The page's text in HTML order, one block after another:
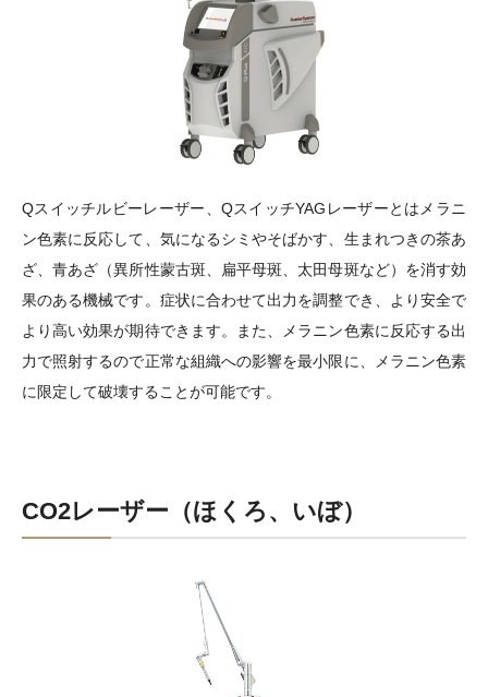
Qスイッチルビーレーザー、QスイッチYAGレーザーとはメラニ
ン色素に反応して、気になるシミやそばかす、生まれつきの茶あ
ざ、青あざ（異所性蒙古斑、扁平母斑、太田母斑など）を消す効
果のある機械です。症状に合わせて出力を調整でき、より安全で
より高い効果が期待できます。また、メラニン色素に反応する出
力で照射するので正常な組織への影響を最小限に、メラニン色素
に限定して破壊することが可能です。
CO2レーザー（ほくろ、いぼ）